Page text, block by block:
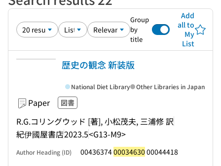
Group
by
title
Add
all to
My
List
歴史の観念 新装版
Paper 図書
R.G.コリングウッド [著], 小松茂夫, 三浦修 訳
紀伊國屋書店2023.5<G13-M9>
National Diet Library Other Libraries in Japan
Author Heading (ID) 0043637400034630 00044418